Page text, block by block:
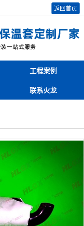
返回首页
工程案例
联系火龙